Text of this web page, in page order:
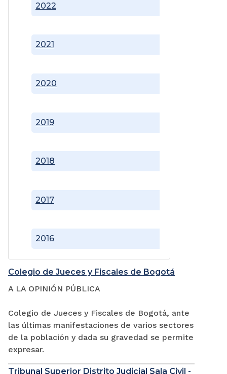
2016
2017
2018
2019
2020
2021
2022
Colegio de Jueces y Fiscales de Bogotá
A LA OPINIÓN PÚBLICA
Colegio de Jueces y Fiscales de Bogotá, ante
las últimas manifestaciones de varios sectores
de la población y dada su gravedad se permite
expresar.
Tribunal Superior Distrito Judicial Sala Civil -